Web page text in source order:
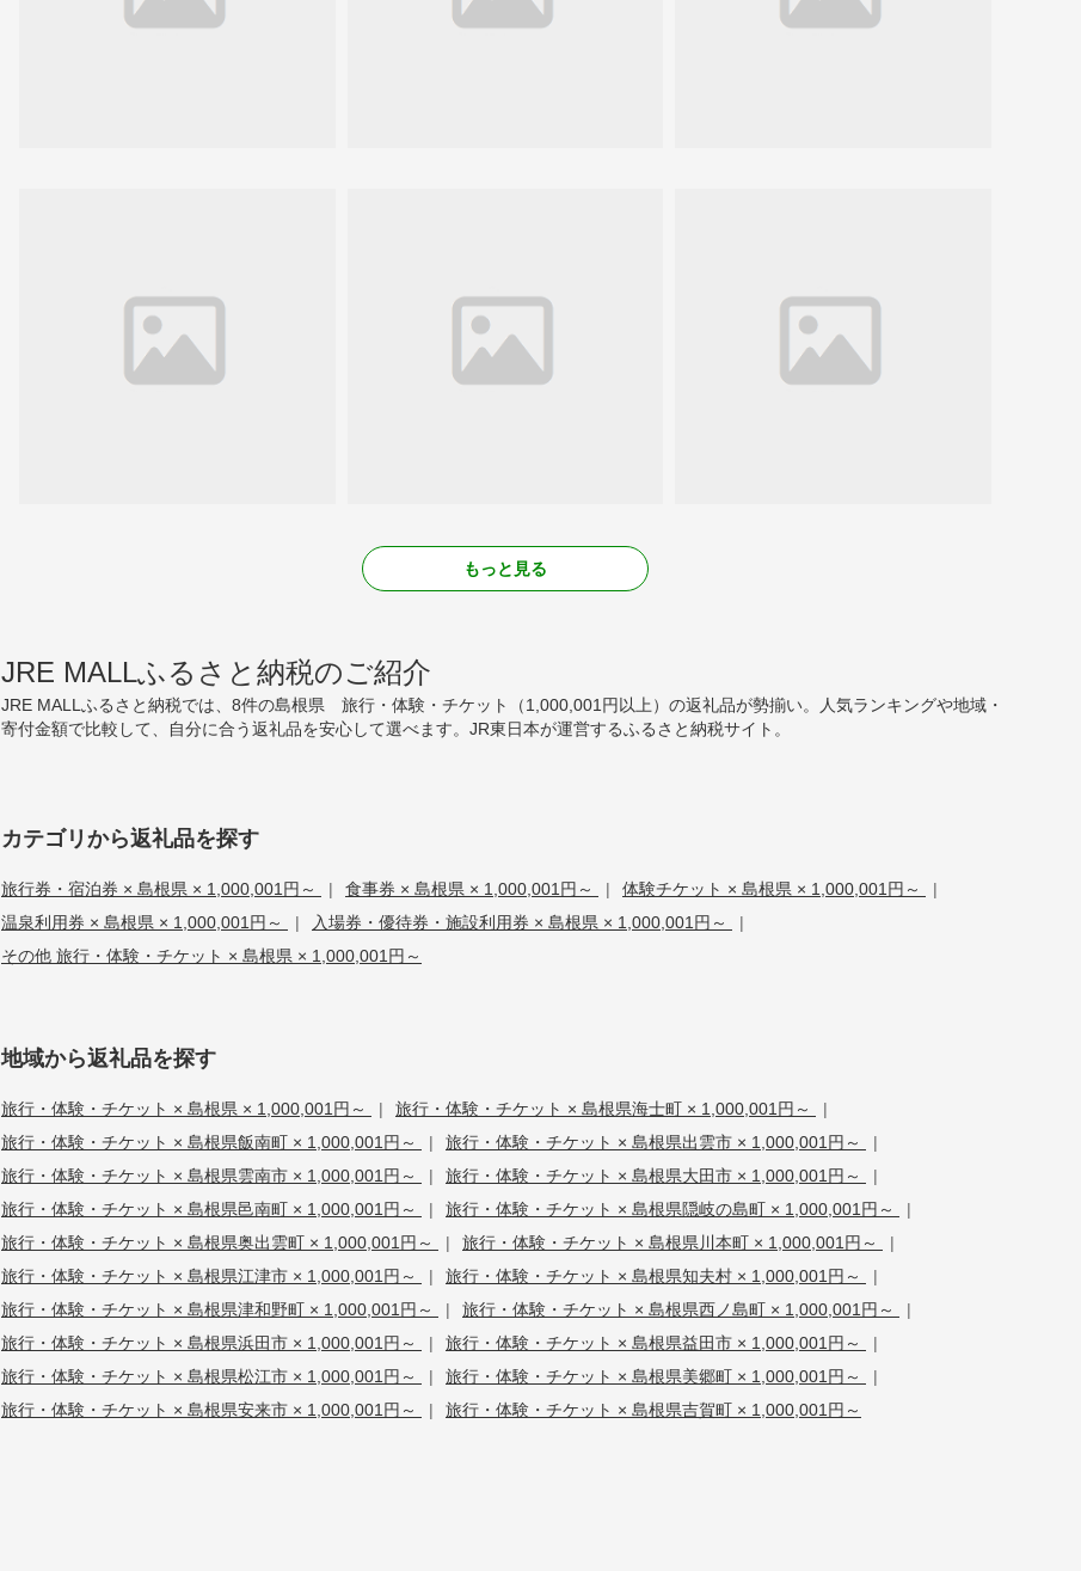
もっと見る
JRE MALLふるさと納税のご紹介
JRE MALLふるさと納税では、8件の島根県 旅行・体験・チケット（1,000,001円以上）の返礼品が勢揃い。人気ランキングや地域・
寄付金額で比較して、自分に合う返礼品を安心して選べます。JR東日本が運営するふるさと納税サイト。
カテゴリから返礼品を探す
旅行券・宿泊券 × 島根県 × 1,000,001円～ | 食事券 × 島根県 × 1,000,001円～ | 体験チケット × 島根県 × 1,000,001円～
|
温泉利用券 × 島根県 × 1,000,001円～
| 入場券・優待券・施設利用券 × 島根県 × 1,000,001円～
|
その他 旅行・体験・チケット × 島根県 × 1,000,001円～
地域から返礼品を探す
旅行・体験・チケット × 島根県 × 1,000,001円～ | 旅行・体験・チケット × 島根県海士町 × 1,000,001円～
|
旅行・体験・チケット × 島根県飯南町 × 1,000,001円～
| 旅行・体験・チケット × 島根県出雲市 × 1,000,001円～
|
旅行・体験・チケット × 島根県雲南市 × 1,000,001円～
| 旅行・体験・チケット × 島根県大田市 × 1,000,001円～
|
旅行・体験・チケット × 島根県邑南町 × 1,000,001円～
| 旅行・体験・チケット × 島根県隠岐の島町 × 1,000,001円～
|
旅行・体験・チケット × 島根県奥出雲町 × 1,000,001円～
| 旅行・体験・チケット × 島根県川本町 × 1,000,001円～
|
旅行・体験・チケット × 島根県江津市 × 1,000,001円～
| 旅行・体験・チケット × 島根県知夫村 × 1,000,001円～
|
旅行・体験・チケット × 島根県津和野町 × 1,000,001円～
| 旅行・体験・チケット × 島根県西ノ島町 × 1,000,001円～
|
旅行・体験・チケット × 島根県浜田市 × 1,000,001円～
| 旅行・体験・チケット × 島根県益田市 × 1,000,001円～
|
旅行・体験・チケット × 島根県松江市 × 1,000,001円～
| 旅行・体験・チケット × 島根県美郷町 × 1,000,001円～
|
旅行・体験・チケット × 島根県安来市 × 1,000,001円～
| 旅行・体験・チケット × 島根県吉賀町 × 1,000,001円～